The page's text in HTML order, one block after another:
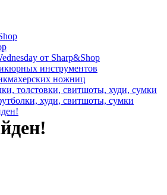
от Sharp&Shop
инструментов
ножниц
толстовки, свитшоты, худи, сумки
худи, свитшоты, сумки